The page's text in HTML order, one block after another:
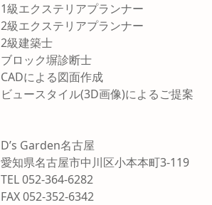
1級エクステリアプランナー
2級エクステリアプランナー
2級建築士
ブロック塀診断士
CADによる図面作成
ビュースタイル(3D画像)によるご提案
D’s Garden名古屋
愛知県名古屋市中川区小本本町3-119
TEL 052-364-6282
FAX 052-352-6342